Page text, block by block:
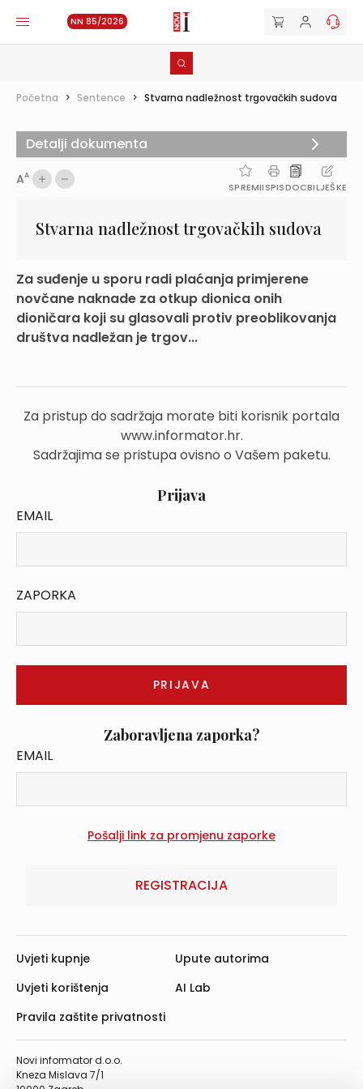
NN 85/2026
Početna > Sentence > Stvarna nadležnost trgovačkih sudova
AA
SPREMIISPISDOCBILJEŠKE
Stvarna nadležnost trgovačkih sudova
Za suđenje u sporu radi plaćanja primjerene
novčane naknade za otkup dionica onih
dioničara koji su glasovali protiv preoblikovanja
društva nadležan je trgov...
Za pristup do sadržaja morate biti korisnik portala
www.informator.hr.
Sadržajima se pristupa ovisno o Vašem paketu.
Prijava
EMAIL
ZAPORKA
Zaboravljena zaporka?
EMAIL
REGISTRACIJA
Detalji dokumenta
Novi informator d.o.o.
Kneza Mislava 7/1
Uvjeti kupnje
Uvjeti korištenja
Pravila zaštite privatnosti
Upute autorima
AI Lab